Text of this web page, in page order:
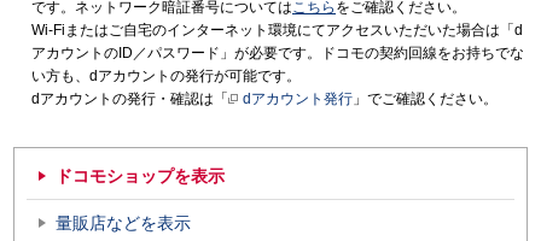
です。ネットワーク暗証番号についてはこちら をご確認ください。
Wi-Fiまたはご自宅のインターネット環境にてアクセスいただいた場合は「d
アカウントのID／パスワード」が必要です。ドコモの契約回線をお持ちでな
い方も、dアカウントの発行が可能です。
dアカウントの発行・確認は「
dアカウント発行 」でご確認ください。
ドコモショップを表示
量販店などを表示